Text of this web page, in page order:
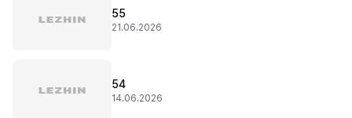
55
21.06.2026
54
14.06.2026